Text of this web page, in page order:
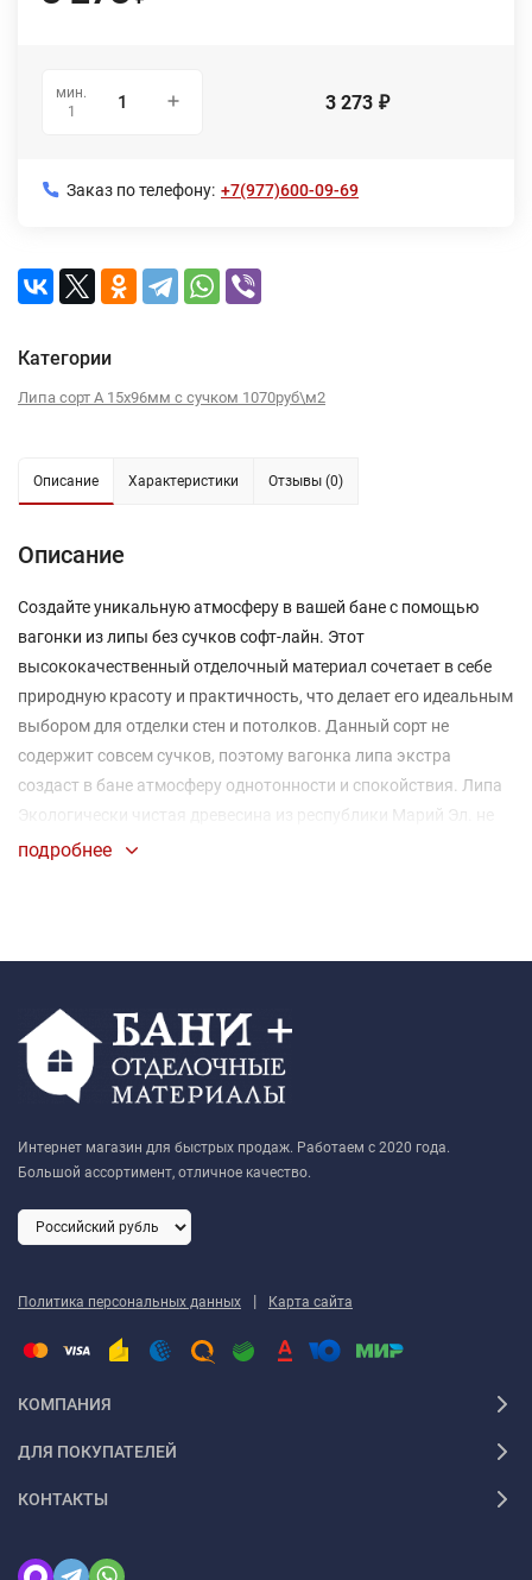
мин.
1
3 273 ₽
Заказ по телефону: +7(977)600-09-69
Категории
Липа сорт А 15х96мм с сучком 1070руб\м2
Описание Характеристики Отзывы (0)
Описание
Создайте уникальную атмосферу в вашей бане с помощью
вагонки из липы без сучков софт-лайн. Этот
высококачественный отделочный материал сочетает в себе
природную красоту и практичность, что делает его идеальным
выбором для отделки стен и потолков. Данный сорт не
содержит совсем сучков, поэтому вагонка липа экстра
создаст в бане атмосферу однотонности и спокойствия. Липа
Экологически чистая древесина из республики Марий Эл. не
содержит в себе смол, имеет приятный запах. Вагонка из липы
подробнее
Интернет магазин для быстрых продаж. Работаем с 2020 года.
Большой ассортимент, отличное качество.
Политика персональных данных | Карта сайта
КОМПАНИЯ
ДЛЯ ПОКУПАТЕЛЕЙ
КОНТАКТЫ